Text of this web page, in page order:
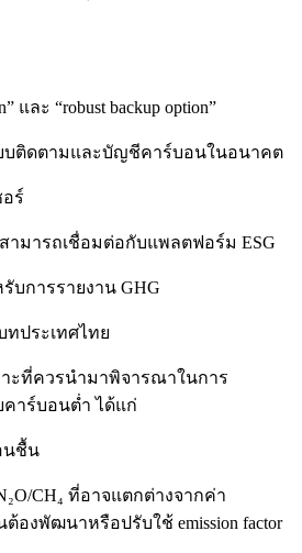
และ “robust backup option”
บติดตามและบัญชีคาร์บอนในอนาคต
อร์
ามารถเชื่อมต่อกับแพลตฟอร์ม ESG
บการรายงาน GHG
ทประเทศไทย
ะที่ควรนำมาพิจารณาในการ
คาร์บอนต่ำ ได้แก่
นชื้น
CH₄ ที่อาจแตกต่างจากค่า
องพัฒนาหรือปรับใช้ emission factor